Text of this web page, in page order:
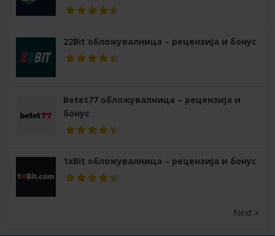
22Bit обложувалница – рецензија и бонус
Betet77 обложувалница – рецензија и
бонус
1xBit обложувалница – рецензија и бонус
Next »